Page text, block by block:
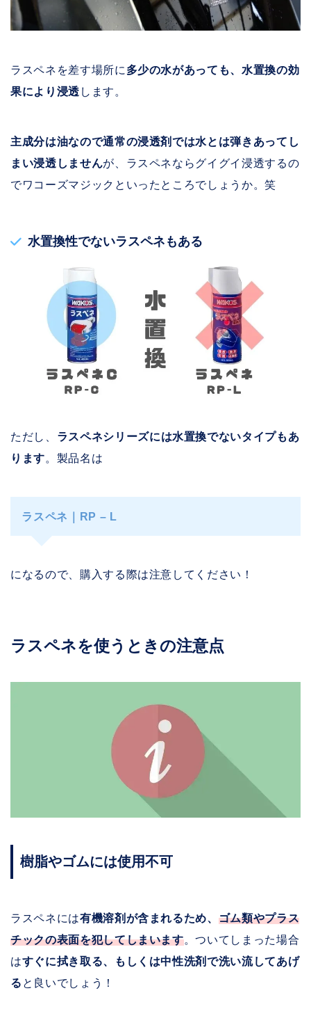
ラスペネを差す場所に 多少の水があっても、水置換の効
果により浸透 します。
主成分は油なので通常の浸透剤では水とは弾きあってし
まい浸透しませんが、ラスペネならグイグイ浸透するの
でワコーズマジックといったところでしょうか。笑
水置換性でないラスペネもある
ただし、 ラスペネシリーズには水置換でないタイプもあ
ります。製品名は
ラスペネ｜RP – L
になるので、購入する際は注意してください！
ラスペネを使うときの注意点
樹脂やゴムには使用不可
ラスペネには有機溶剤が含まれるため、 ゴム類やプラス
チックの表面を犯してしまいます。ついてしまった場合
はすぐに拭き取る、もしくは中性洗剤で洗い流してあげ
る と良いでしょう！